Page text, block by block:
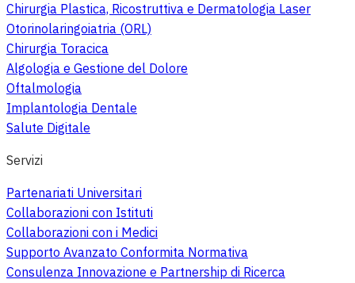
Chirurgia Plastica, Ricostruttiva e Dermatologia Laser
Otorinolaringoiatria (ORL)
Chirurgia Toracica
Algologia e Gestione del Dolore
Oftalmologia
Implantologia Dentale
Salute Digitale
Servizi
Partenariati Universitari
Collaborazioni con Istituti
Collaborazioni con i Medici
Supporto Avanzato Conformita Normativa
Consulenza Innovazione e Partnership di Ricerca